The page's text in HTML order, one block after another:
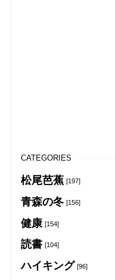
CATEGORIES
松尾芭蕉 [197]
青森の冬 [156]
健康 [154]
読書 [104]
ハイキング [96]